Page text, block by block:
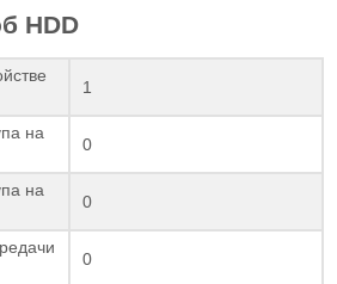
HDD
1
на
0
на
0
0